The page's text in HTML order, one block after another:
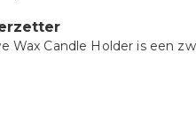
Wax Candle Holder is een